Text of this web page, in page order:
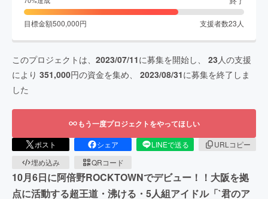
目標金額500,000円 支援者数23 人
このプロジェクトは、 2023/07/11に募集を開始し、 23 人の支援
により 351,000円の資金を集め、 2023/08/31に募集を終了しま
した
もう一度プロジェクトをやってほしい
ポスト シェア LINEで送る
URLコピー
埋め込み
QRコード
10月6日に阿倍野ROCKTOWNでデビュー！！大阪を拠
点に活動する超王道・沸ける・5人組アイドル「`君のア